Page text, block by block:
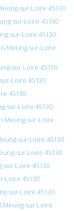
sur-Loire 45130
sur-Loire 45130
sur-Loire 45130
Meung-sur-Loire
sur-Loire 45130
Loire 45130
45130
sur-Loire 45130
Meung-sur-Loire
sur-Loire 45130
sur-Loire 45130
sur-Loire 45130
Loire 45130
sur-Loire 45130
Meung-sur-Loire